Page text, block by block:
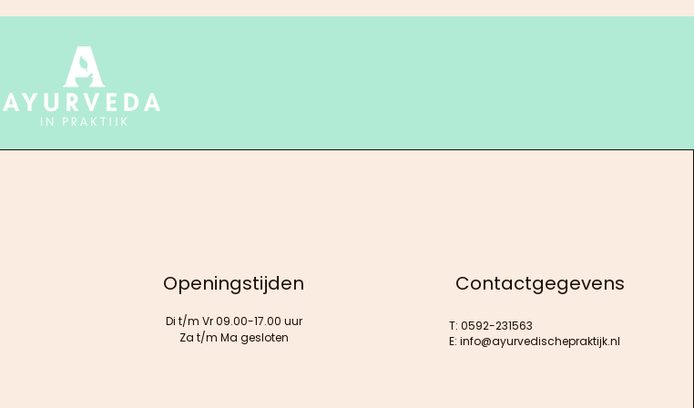
aardappelen
Openingstijden
Di t/m Vr 09.00-17.00 uur
Za t/m Ma gesloten
Contactgegevens
T: 0592-231563
E:info@ayurvedischepraktijk.nl